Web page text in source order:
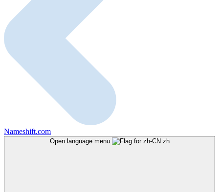
Nameshift.com
Open language menu zh